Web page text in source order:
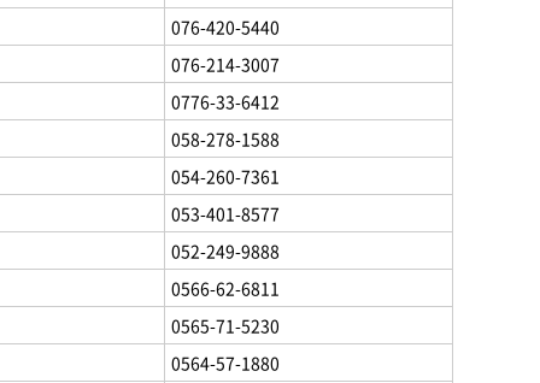
076-420-5440
076-214-3007
0776-33-6412
058-278-1588
054-260-7361
053-401-8577
052-249-9888
0566-62-6811
0565-71-5230
0564-57-1880